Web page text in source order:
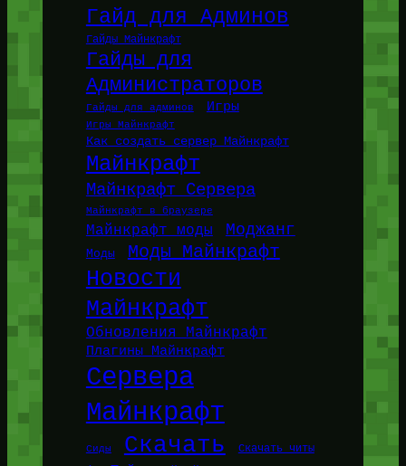
Гайд для Админов
Гайды Майнкрафт
Гайды для
Администраторов
Гайды для админов Игры
Игры Майнкрафт
Как создать сервер Майнкрафт
Майнкрафт
Майнкрафт Сервера
Майнкрафт в браузере
Майнкрафт моды Моджанг
Моды Моды Майнкрафт
Новости
Майнкрафт
Обновления Майнкрафт
Плагины Майнкрафт
Сервера
Майнкрафт
Сиды Скачать Скачать читы